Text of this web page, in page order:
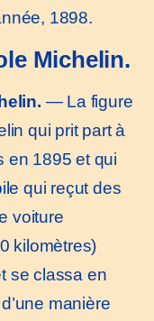
1898.
Michelin.
— La figure
qui prit part à
en 1895 et qui
qui reçut des
voiture
kilomètres)
se classa en
manière